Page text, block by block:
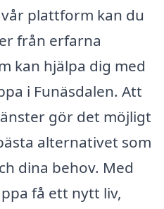
plattform kan du
från erfarna
kan hjälpa dig med
i Funäsdalen. Att
gör det möjligt
alternativet som
dina behov. Med
få ett nytt liv,